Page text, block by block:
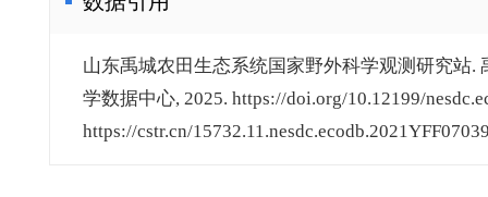
山东禹城农田生态系统国家野外科学观测研究站.
学数据中心, 2025. https://doi.org/10.12199/
https://cstr.cn/